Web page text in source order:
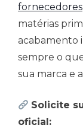
fornecedores
matérias
acabamento
sempre o
sua marca e
Solicite
oficial: